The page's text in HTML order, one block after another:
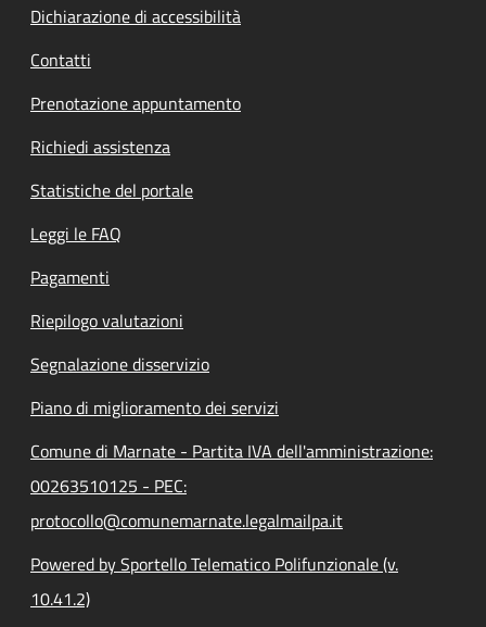
Dichiarazione di accessibilità
Contatti
Prenotazione appuntamento
Richiedi assistenza
Statistiche del portale
Leggi le FAQ
Pagamenti
Riepilogo valutazioni
Segnalazione disservizio
Piano di miglioramento dei servizi
Comune di Marnate - Partita IVA dell'amministrazione:
00263510125 - PEC:
protocollo@comunemarnate.legalmailpa.it
Powered by Sportello Telematico Polifunzionale (v.
10.41.2)